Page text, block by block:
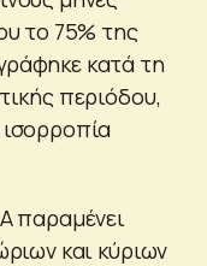
το 75% της
κατά τη
περιόδου,
παραμένει
και κύριων